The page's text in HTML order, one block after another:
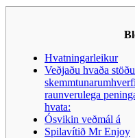
Hvatningarleikur
Veðjaðu hvaða
raunverulega
hvata:
Ósvikin veðmál á
Spilavítið Mr Enjoy